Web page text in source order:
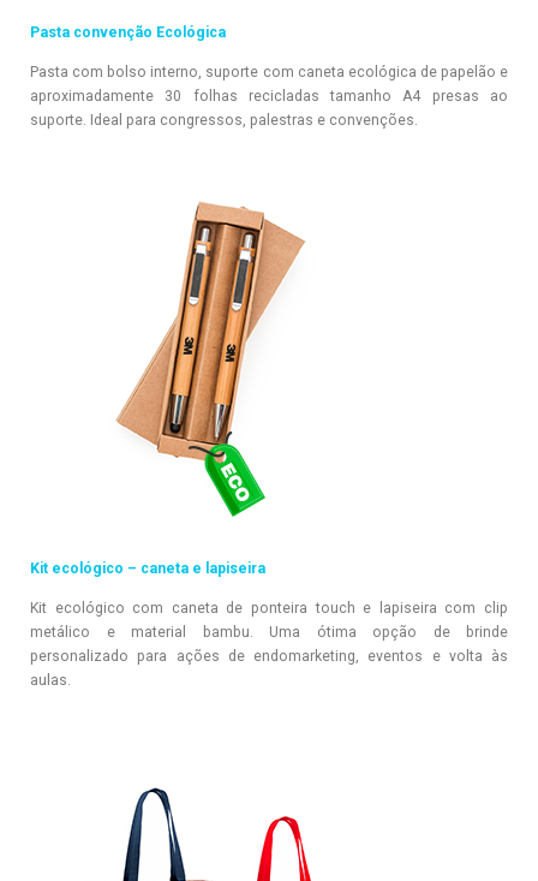
Pasta convenção Ecológica
Pasta com bolso interno, suporte com caneta ecológica de papelão e
aproximadamente 30 folhas recicladas tamanho A4 presas ao
suporte. Ideal para congressos, palestras e convenções.
Kit ecológico – caneta e lapiseira
Kit ecológico com caneta de ponteira touch e lapiseira com clip
metálico e material bambu. Uma ótima opção de brinde
personalizado para ações de endomarketing, eventos e volta às
aulas.